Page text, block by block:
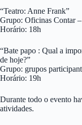
“Teatro: Anne Frank”
Grupo: Oficinas Contar
Horário: 18h
“Bate papo : Qual a
de hoje?”
Grupo: grupos
Horário: 19h
Durante todo o evento
atividades.